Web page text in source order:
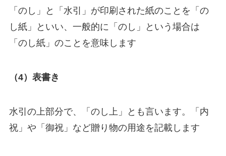
「のし」と「水引」が印刷された紙のことを「の
し紙」といい、一般的に「のし」という場合は
「のし紙」のことを意味します
（4）表書き
水引の上部分で、「のし上」とも言います。「内
祝」や「御祝」など贈り物の用途を記載します